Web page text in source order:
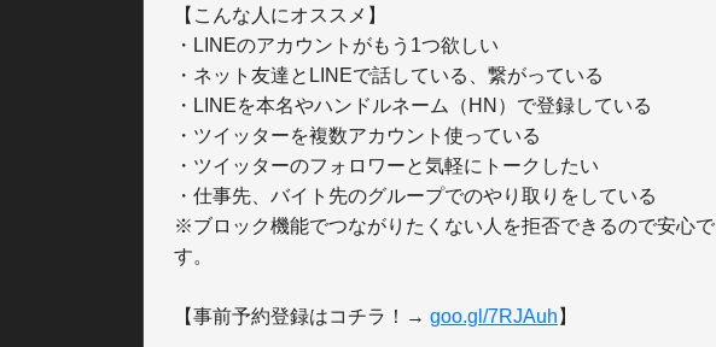
【こんな人にオススメ】
・LINEのアカウントがもう1つ欲しい
・ネット友達とLINEで話している、繋がっている
・LINEを本名やハンドルネーム（HN）で登録している
・ツイッターを複数アカウント使っている
・ツイッターのフォロワーと気軽にトークしたい
・仕事先、バイト先のグループでのやり取りをしている
※ブロック機能でつながりたくない人を拒否できるので安心で
す。
【事前予約登録はコチラ！→ goo.gl/7RJAuh 】